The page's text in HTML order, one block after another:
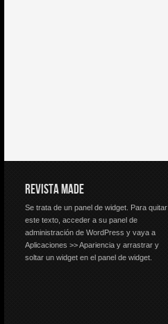
REVISTA MADE
Se trata de un panel de widget. Para quitar
este texto, acceder a su panel de
administración de WordPress y vaya a
Aplicaciones >> Apariencia y arrastrar y
soltar un widget en el panel de widget.